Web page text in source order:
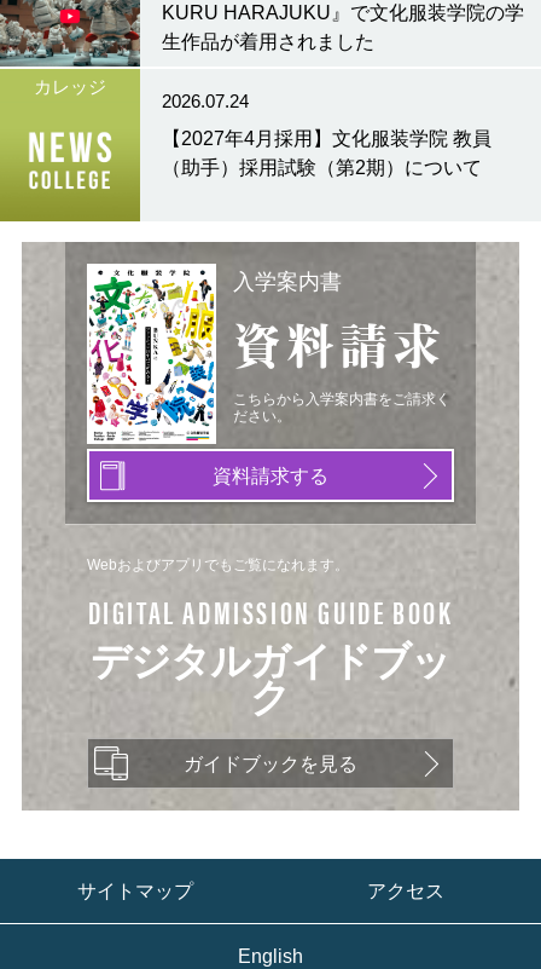
KURU HARAJUKU』で文化服装学院の学
生作品が着用されました
カレッジ
2026.07.24
【2027年4月採用】文化服装学院 教員
（助手）採用試験（第2期）について
入学案内書
資料請求
こちらから入学案内書をご請求く
ださい。
資料請求する
Webおよびアプリでもご覧になれます。
DIGITAL ADMISSION GUIDE BOOK
デジタルガイドブッ
ク
ガイドブックを見る
サイトマップ アクセス
English